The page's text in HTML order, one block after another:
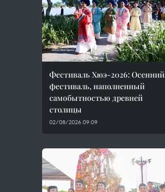
Фестиваль Хюэ-2026: Осенний
фестиваль, наполненный
самобытностью древней
столицы
02/08/2026 09:09